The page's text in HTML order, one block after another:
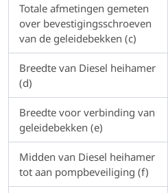
Totale afmetingen gemeten
over bevestigingsschroeven
van de geleidebekken (c)
Breedte van Diesel heihamer
(d)
Breedte voor verbinding van
geleidebekken (e)
Midden van Diesel heihamer
tot aan pompbeveiliging (f)